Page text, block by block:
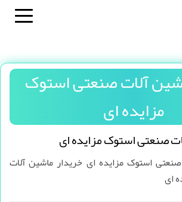
آلات صنعتی استوک
مزایده ای
صنعتی استوک مزایده ای
استوک مزایده ای خریدار ماشین آلات
ای